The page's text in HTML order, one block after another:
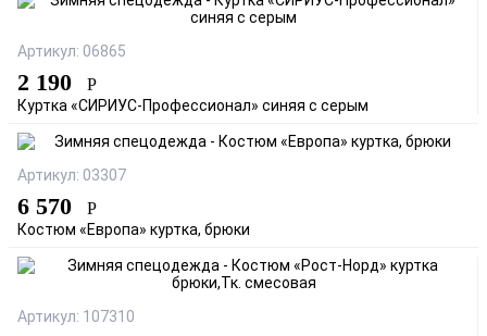
Артикул: 06865
2 190 Р
Куртка «СИРИУС-Профессионал» синяя с серым
Артикул: 03307
6 570 Р
Костюм «Европа» куртка, брюки
Артикул: 107310